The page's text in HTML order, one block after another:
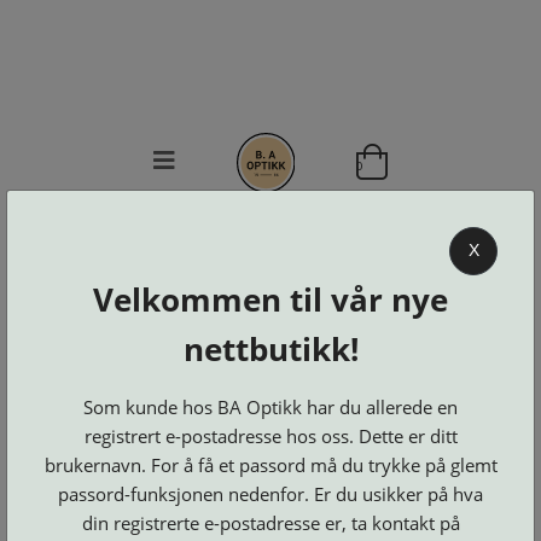
KONTAKT
BESTILL
LOGG INN
0
Brillerens
Brillesnorer
Clip-
on
og
Suncover
Etuier
Innfatninger
Lesebriller
Luper
og
Maskiner
Microkluter
Neseputer
og
Solbriller
X
Velkommen til vår nye
nettbutikk!
Som kunde hos BA Optikk har du allerede en
registrert e-postadresse hos oss. Dette er ditt
brukernavn. For å få et passord må du trykke på glemt
passord-funksjonen nedenfor. Er du usikker på hva
din registrerte e-postadresse er, ta kontakt på